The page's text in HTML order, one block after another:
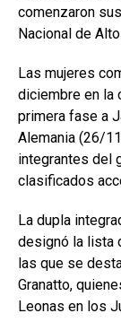
comenzaron
Nacional de
Las mujeres
diciembre en la
primera fase a
Alemania (26/
integrantes del
clasificados
La dupla
designó la lista
las que se
Granatto,
Leonas en los